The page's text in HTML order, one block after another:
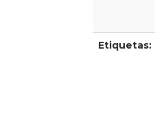
Etiquetas: